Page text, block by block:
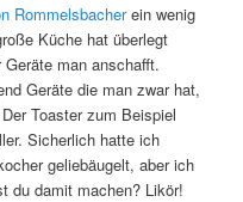
Rommelsbacherein wenig
Küche hat überlegt
man anschafft.
Geräte die man zwar hat,
Toaster zum Beispiel
Sicherlich hatte ich
geliebäugelt, aber ich
du damit machen? Likör!